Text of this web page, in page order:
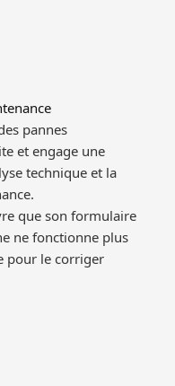
pannes
et engage une
technique et la
que son formulaire
ne fonctionne plus
pour le corriger